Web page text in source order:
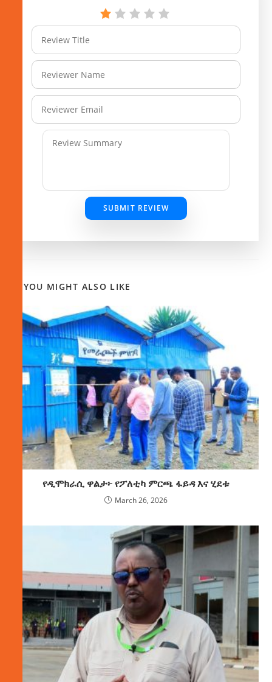
SUBMIT REVIEW
YOU MIGHT ALSO LIKE
የዲሞክራሲ ዋልታ፦ የፖለቲካ ምርጫ ፋይዳ እና ሂደቱ
March 26, 2026